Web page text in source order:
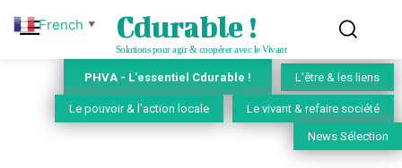
Cdurable !
Solutions pour agir & coopérer avec le Vivant
PHVA - L'essentiel Cdurable ! L'être & les liens
Le pouvoir & l'action locale Le vivant & refaire société
News Sélection
French ▼